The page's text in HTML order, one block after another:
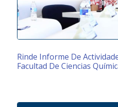
Rinde Informe De
Facultad De Ciencias